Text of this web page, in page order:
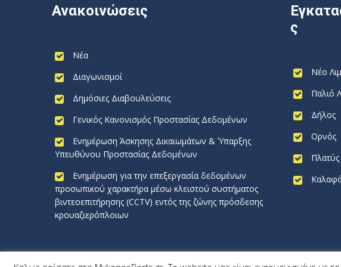
Ανακοινώσεις
Νέα
Διαγωνισμοί
Δημόσιες Διαβουλεύσεις
Γενικός Κανονισμός Προστασίας Δεδομένων
Ενημέρωση Άσκησης Δικαιωμάτων & Ύπαρξης
Υπευθύνου Προστασίας Δεδομένων
Ενημέρωση για την επεξεργασία δεδομένων
προσωπικού χαρακτήρα μέσω κλειστού συστήματος
βιντεοεπιτήρησης (CCTV) εντός της ζώνης πρόσδεσης
κρουαζιερόπλοιων
ς
Νέο
Παλιό
Δήλος
Ορνός
Πλατύς